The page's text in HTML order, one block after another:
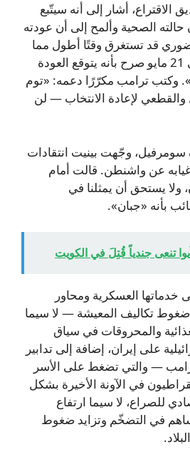
أشار إلى أنه سيتّبع
حالته الصحية وألمح إلى أن عودته
قد تستغرق وقتًا أطول مما
كان متوقعًا سابقًا؛ ففي 21 مايو صرح بأنه يتوقع العودة
وكتب ترامب مكرّرًا دعمه: «توم
والقطعي لإعادة الانتخاب — لن
سومرفيل، وجّهت بينيت انتقادات
عن واشنطن. قالت أمام
ولا يستحق أن يمثلنا في
بأنه «جبان».
تنعى جندياً قُتِلَ في الكويت
خدماتها العسكرية ومحاور
تكاليف المعيشة — لا سيما
والمحروقات في سياق
على إيران، إضافة إلى تدابير
— والتي تضغط على الأسر
في الآونة الأخيرة بشكل
للصراع، لا سيما ارتفاع
في التضخّم وتزايد ضغوط